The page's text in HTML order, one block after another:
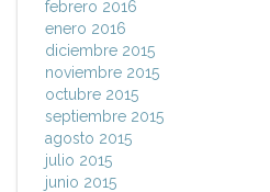
febrero 2016
enero 2016
diciembre 2015
noviembre 2015
octubre 2015
septiembre 2015
agosto 2015
julio 2015
junio 2015